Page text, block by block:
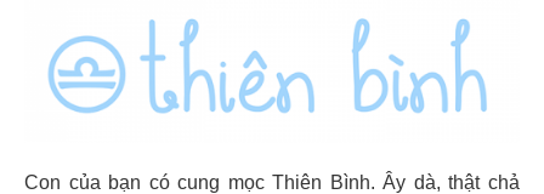
Con của bạn có cung mọc Thiên Bình. Ây dà, thật chả